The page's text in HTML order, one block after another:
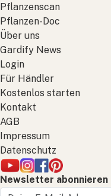
Pflanzenscan
Pflanzen-Doc
Über uns
Gardify News
Login
Für Händler
Kostenlos starten
Kontakt
AGB
Impressum
Datenschutz
Newsletter abonnieren